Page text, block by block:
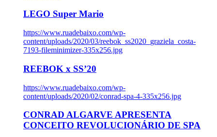
LEGO Super Mario
https://www.ruadebaixo.com/wp-
content/uploads/2020/03/reebok_ss2020_graziela_costa-
7193-fileminimizer-335x256.jpg
REEBOK x SS’20
https://www.ruadebaixo.com/wp-
content/uploads/2020/02/conrad-spa-4-335x256.jpg
CONRAD ALGARVE APRESENTA
CONCEITO REVOLUCIONÁRIO DE SPA